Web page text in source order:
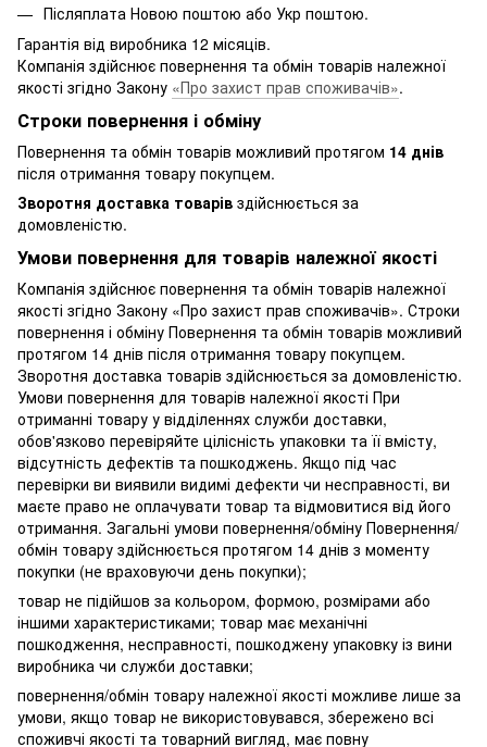
Післяплата Новою поштою або Укр поштою.
Гарантія від виробника 12 місяців.
Компанія здійснює повернення та обмін товарів належної
якості згідно Закону «Про захист прав споживачів».
Строки повернення і обміну
Повернення та обмін товарів можливий протягом 14 днів
після отримання товару покупцем.
Зворотня доставка товарів здійснюється за
домовленістю.
Умови повернення для товарів належної якості
Компанія здійснює повернення та обмін товарів належної
якості згідно Закону «Про захист прав споживачів». Строки
повернення і обміну Повернення та обмін товарів можливий
протягом 14 днів після отримання товару покупцем.
Зворотня доставка товарів здійснюється за домовленістю.
Умови повернення для товарів належної якості При
отриманні товару у відділеннях служби доставки,
обов'язково перевіряйте цілісність упаковки та її вмісту,
відсутність дефектів та пошкоджень. Якщо під час
перевірки ви виявили видимі дефекти чи несправності, ви
маєте право не оплачувати товар та відмовитися від його
отримання. Загальні умови повернення/обміну Повернення/
обмін товару здійснюється протягом 14 днів з моменту
покупки (не враховуючи день покупки);
товар не підійшов за кольором, формою, розмірами або
іншими характеристиками; товар має механічні
пошкодження, несправності, пошкоджену упаковку із вини
виробника чи служби доставки;
повернення/обмін товару належної якості можливе лише за
умови, якщо товар не використовувався, збережено всі
споживчі якості та товарний вигляд, має повну